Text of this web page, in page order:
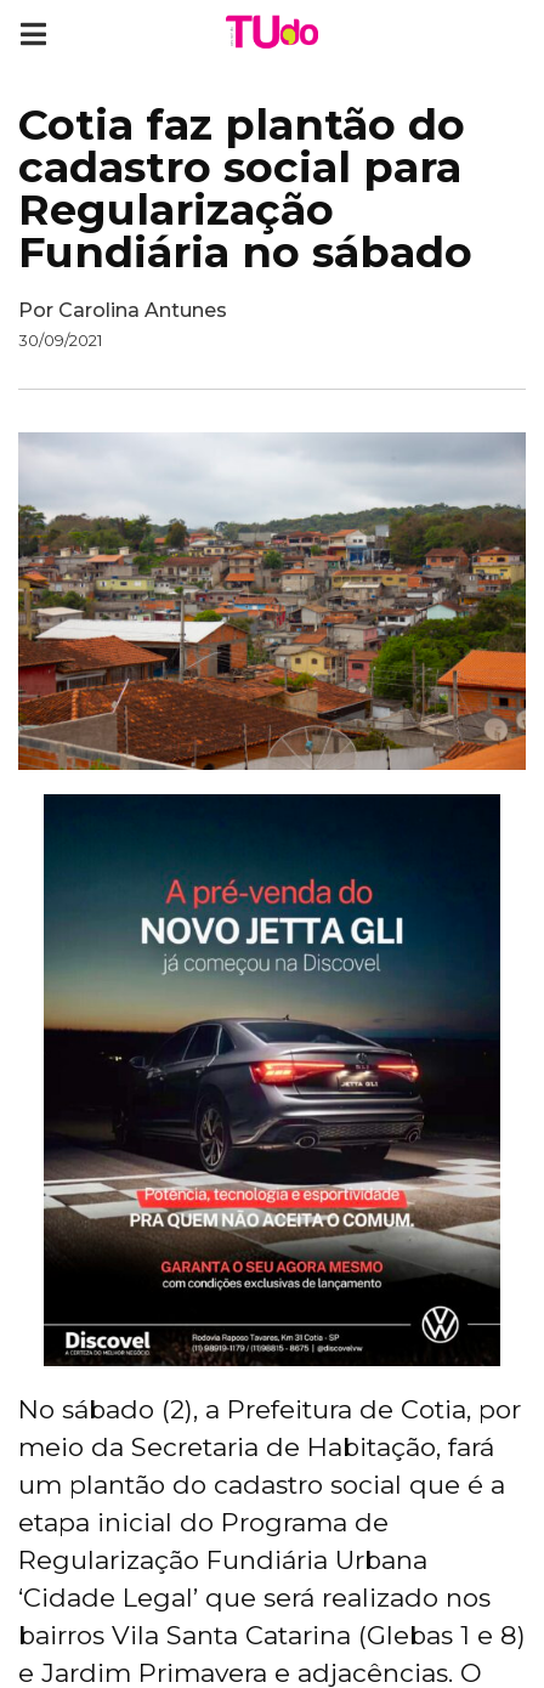
Cotia faz plantão do
cadastro social para
Regularização
Fundiária no sábado
Por Carolina Antunes
30/09/2021
No sábado (2), a Prefeitura de Cotia, por
meio da Secretaria de Habitação, fará
um plantão do cadastro social que é a
etapa inicial do Programa de
Regularização Fundiária Urbana
‘Cidade Legal’ que será realizado nos
bairros Vila Santa Catarina (Glebas 1 e 8)
e Jardim Primavera e adjacências. O